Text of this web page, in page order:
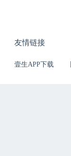
友情链接
壹生APP下载